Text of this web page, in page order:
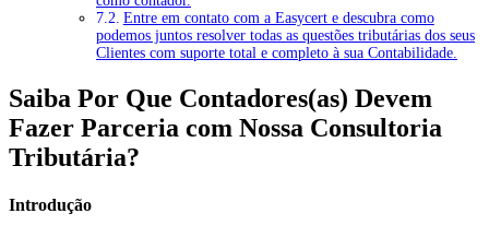
Entre em contato com a Easycert e descubra como
podemos juntos resolver todas as questões tributárias dos seus
Clientes com suporte total e completo à sua Contabilidade.
Saiba Por Que Contadores(as) Devem
Fazer Parceria com Nossa Consultoria
Tributária?
Introdução